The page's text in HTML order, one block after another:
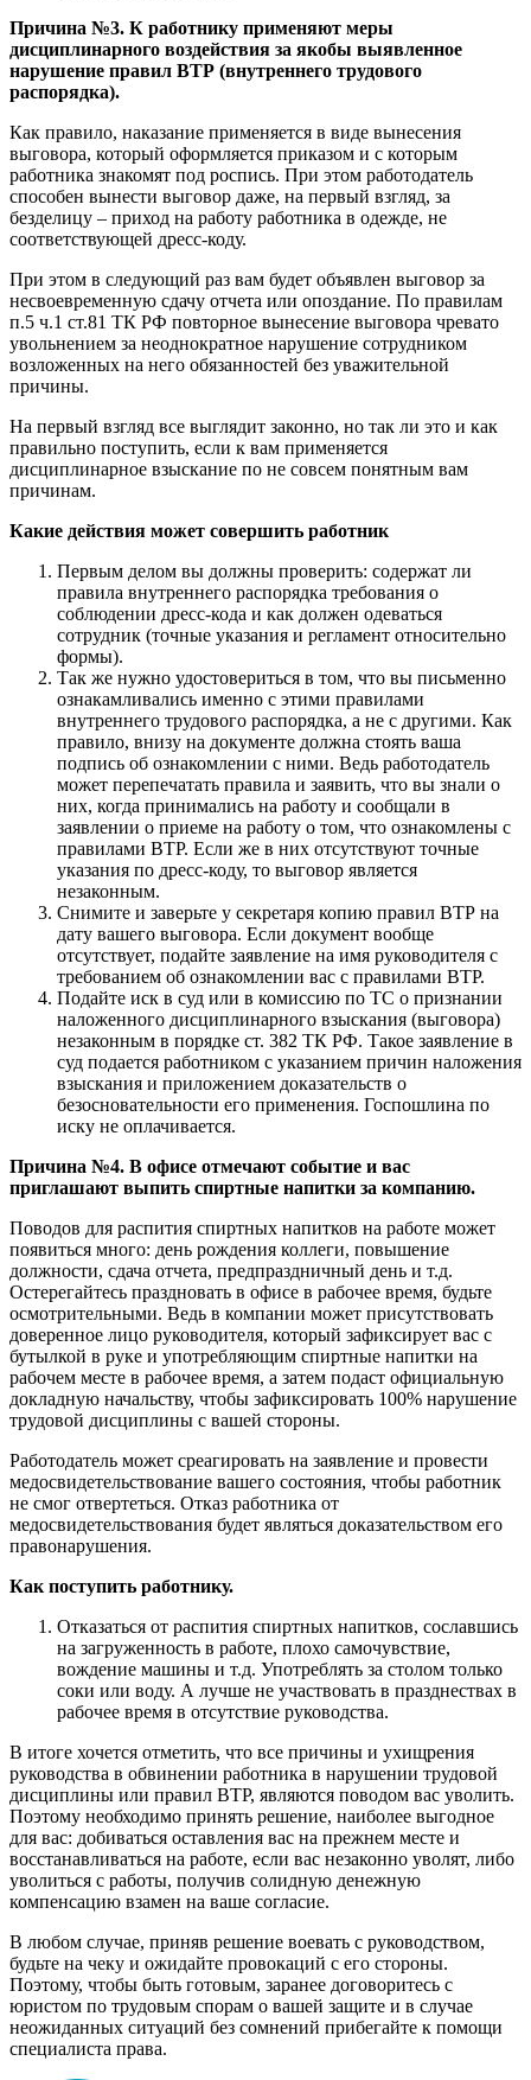
Причина №3. К работнику применяют меры
дисциплинарного воздействия за якобы выявленное
нарушение правил ВТР (внутреннего трудового
распорядка).
Как правило, наказание применяется в виде вынесения
выговора, который оформляется приказом и с которым
работника знакомят под роспись. При этом работодатель
способен вынести выговор даже, на первый взгляд, за
безделицу – приход на работу работника в одежде, не
соответствующей дресс-коду.
При этом в следующий раз вам будет объявлен выговор за
несвоевременную сдачу отчета или опоздание. По правилам
п.5 ч.1 ст.81 ТК РФ повторное вынесение выговора чревато
увольнением за неоднократное нарушение сотрудником
возложенных на него обязанностей без уважительной
причины.
На первый взгляд все выглядит законно, но так ли это и как
правильно поступить, если к вам применяется
дисциплинарное взыскание по не совсем понятным вам
причинам.
Какие действия может совершить работник
Первым делом вы должны проверить: содержат ли
правила внутреннего распорядка требования о
соблюдении дресс-кода и как должен одеваться
сотрудник (точные указания и регламент относительно
формы).
Так же нужно удостовериться в том, что вы письменно
ознакамливались именно с этими правилами
внутреннего трудового распорядка, а не с другими. Как
правило, внизу на документе должна стоять ваша
подпись об ознакомлении с ними. Ведь работодатель
может перепечатать правила и заявить, что вы знали о
них, когда принимались на работу и сообщали в
заявлении о приеме на работу о том, что ознакомлены с
правилами ВТР. Если же в них отсутствуют точные
указания по дресс-коду, то выговор является
незаконным.
Снимите и заверьте у секретаря копию правил ВТР на
дату вашего выговора. Если документ вообще
отсутствует, подайте заявление на имя руководителя с
требованием об ознакомлении вас с правилами ВТР.
Подайте иск в суд или в комиссию по ТС о признании
наложенного дисциплинарного взыскания (выговора)
незаконным в порядке ст. 382 ТК РФ. Такое заявление в
суд подается работником с указанием причин наложения
взыскания и приложением доказательств о
безосновательности его применения. Госпошлина по
иску не оплачивается.
Причина №4. В офисе отмечают событие и вас
приглашают выпить спиртные напитки за компанию.
Поводов для распития спиртных напитков на работе может
появиться много: день рождения коллеги, повышение
должности, сдача отчета, предпраздничный день и т.д.
Остерегайтесь праздновать в офисе в рабочее время, будьте
осмотрительными. Ведь в компании может присутствовать
доверенное лицо руководителя, который зафиксирует вас с
бутылкой в руке и употребляющим спиртные напитки на
рабочем месте в рабочее время, а затем подаст официальную
докладную начальству, чтобы зафиксировать 100% нарушение
трудовой дисциплины с вашей стороны.
Работодатель может среагировать на заявление и провести
медосвидетельствование вашего состояния, чтобы работник
не смог отвертеться. Отказ работника от
медосвидетельствования будет являться доказательством его
правонарушения.
Как поступить работнику.
Отказаться от распития спиртных напитков, сославшись
на загруженность в работе, плохо самочувствие,
вождение машины и т.д. Употреблять за столом только
соки или воду. А лучше не участвовать в празднествах в
рабочее время в отсутствие руководства.
В итоге хочется отметить, что все причины и ухищрения
руководства в обвинении работника в нарушении трудовой
дисциплины или правил ВТР, являются поводом вас уволить.
Поэтому необходимо принять решение, наиболее выгодное
для вас: добиваться оставления вас на прежнем месте и
восстанавливаться на работе, если вас незаконно уволят, либо
уволиться с работы, получив солидную денежную
компенсацию взамен на ваше согласие.
В любом случае, приняв решение воевать с руководством,
будьте на чеку и ожидайте провокаций с его стороны.
Поэтому, чтобы быть готовым, заранее договоритесь с
юристом по трудовым спорам о вашей защите и в случае
неожиданных ситуаций без сомнений прибегайте к помощи
специалиста права.